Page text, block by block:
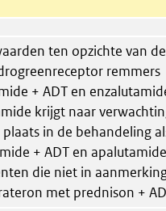
ten opzichte van
remmers
+ ADT en
krijgt naar
in de behandeling
+ ADT en
die niet in
met prednison +